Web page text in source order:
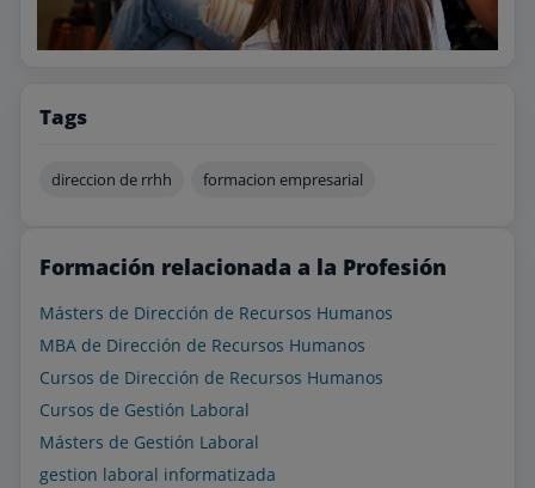
Tags
direccion de rrhh formacion empresarial
Formación relacionada a la Profesión
Másters de Dirección de Recursos Humanos
MBA de Dirección de Recursos Humanos
Cursos de Dirección de Recursos Humanos
Cursos de Gestión Laboral
Másters de Gestión Laboral
gestion laboral informatizada